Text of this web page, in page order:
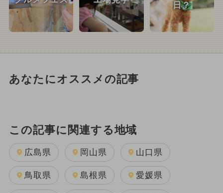
日？
あなたにオススメの記事
この記事に関連する地域
広島県 岡山県 山口県
鳥取県 島根県 愛媛県